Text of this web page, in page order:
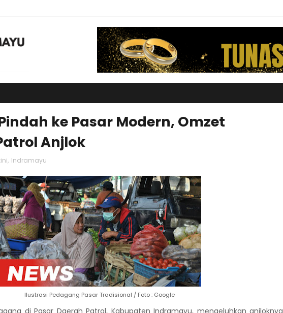
ke Pasar Modern, Omzet
Anjlok
, Indramayu
Ilustrasi Pedagang Pasar Tradisional / Foto : Google
di Pasar Daerah Patrol, Kabupaten Indramayu, mengeluhkan anjloknya